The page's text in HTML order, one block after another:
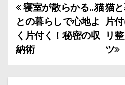
投
稿
ナ
ビ
猫
片
リ
ツ
寝室が散らかる…猫
との暮らしで心地よ
く片付く！秘密の収
納術